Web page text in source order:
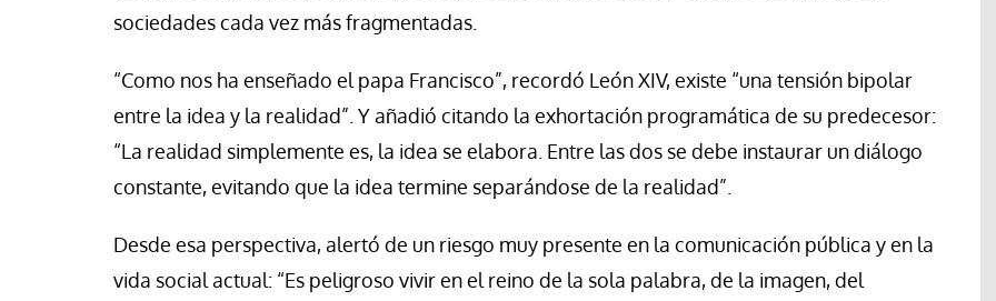
sociedades cada vez más fragmentadas.
“Como nos ha enseñado el papa Francisco”, recordó León XIV, existe “una tensión bipolar
entre la idea y la realidad”. Y añadió citando la exhortación programática de su predecesor:
“La realidad simplemente es, la idea se elabora. Entre las dos se debe instaurar un diálogo
constante, evitando que la idea termine separándose de la realidad”.
Desde esa perspectiva, alertó de un riesgo muy presente en la comunicación pública y en la
vida social actual: “Es peligroso vivir en el reino de la sola palabra, de la imagen, del